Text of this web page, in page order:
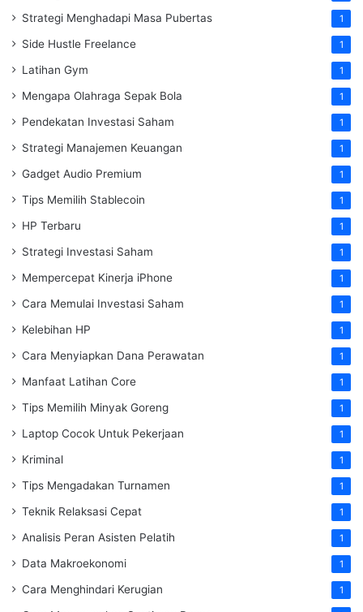
Strategi Menghadapi Masa Pubertas 1
Side Hustle Freelance 1
Latihan Gym 1
Mengapa Olahraga Sepak Bola 1
Pendekatan Investasi Saham 1
Strategi Manajemen Keuangan 1
Gadget Audio Premium 1
Tips Memilih Stablecoin 1
HP Terbaru 1
Strategi Investasi Saham 1
Mempercepat Kinerja iPhone 1
Cara Memulai Investasi Saham 1
Kelebihan HP 1
Cara Menyiapkan Dana Perawatan 1
Manfaat Latihan Core 1
Tips Memilih Minyak Goreng 1
Laptop Cocok Untuk Pekerjaan 1
Kriminal 1
Tips Mengadakan Turnamen 1
Teknik Relaksasi Cepat 1
Analisis Peran Asisten Pelatih 1
Data Makroekonomi 1
Cara Menghindari Kerugian 1